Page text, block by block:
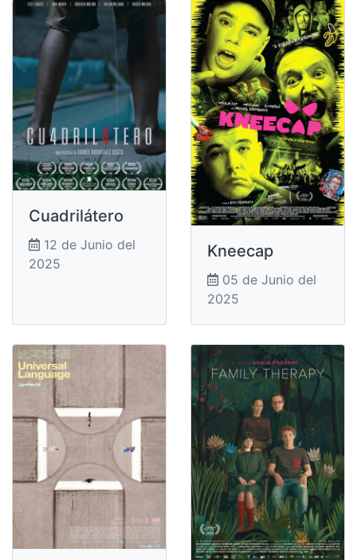
Cuadrilátero
12 de Junio del
2025
Kneecap
05 de Junio del
2025